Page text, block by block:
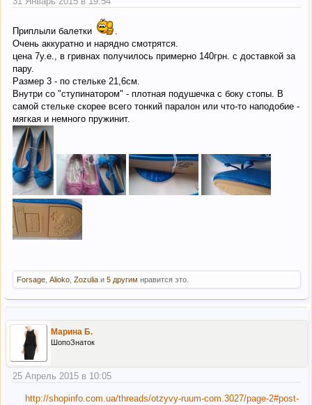
Приплыли балетки
Очень аккуратно и нарядно смотрятся.
цена 7у.е., в гривнах получилось примерно 140грн. с доставкой за
пару.
Размер 3 - по стельке 21,6см.
Внутри со "ступинатором" - плотная подушечка с боку стопы. В
самой стельке скорее всего тонкий паралон или что-то наподобие -
мягкая и немного пружинит.
Forsage Alioko Zozulia и 5 другим нравится это.
Марина Б.
ШопоЗнаток
25 Апрель 2015 в 10:05
http://shopinfo.com.ua/threads/otzyvy-ruum-com.3027/page-2#post-